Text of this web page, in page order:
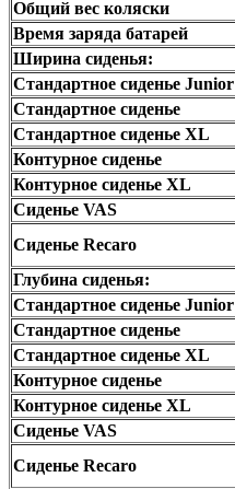
Общий вес коляски
Время заряда батарей
Ширина сиденья:
Стандартное сиденье Junior
Стандартное сиденье
Стандартное сиденье XL
Контурное сиденье
Контурное сиденье XL
Сиденье VAS
Сиденье Recaro
Глубина сиденья:
Стандартное сиденье Junior
Стандартное сиденье
Стандартное сиденье XL
Контурное сиденье
Контурное сиденье XL
Сиденье VAS
Сиденье Recaro